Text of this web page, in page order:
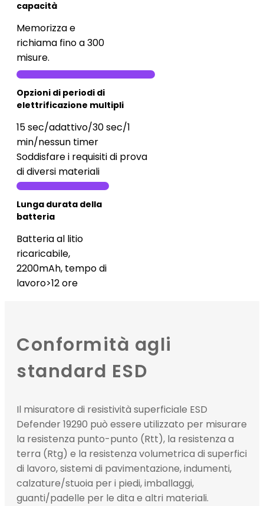
capacità
Memorizza e
richiama fino a 300
misure.
Opzioni di periodi di
elettrificazione multipli
15 sec/adattivo/30 sec/1
min/nessun timer
Soddisfare i requisiti di prova
di diversi materiali
Lunga durata della
batteria
Batteria al litio
ricaricabile,
2200mAh, tempo di
lavoro>12 ore
Conformità agli
standard ESD
Il misuratore di resistività superficiale ESD
Defender 19290 può essere utilizzato per misurare
la resistenza punto-punto (Rtt), la resistenza a
terra (Rtg) e la resistenza volumetrica di superfici
di lavoro, sistemi di pavimentazione, indumenti,
calzature/stuoia per i piedi, imballaggi,
guanti/padelle per le dita e altri materiali.